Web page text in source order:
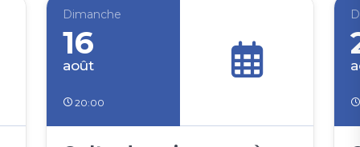
Dimanche
16
août
20:00